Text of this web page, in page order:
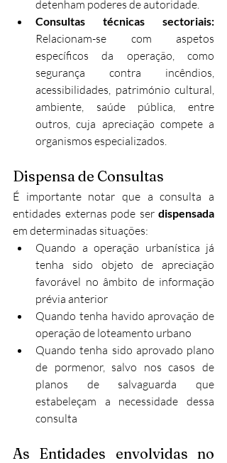
detenham poderes de autoridade.​
Relacionam-se com aspetos
específicos da operação, como
segurança contra incêndios,
acessibilidades, património cultural,
ambiente, saúde pública, entre
outros, cuja apreciação compete a
organismos especializados.​
Dispensa de Consultas
É importante notar que a consulta a
entidades externas pode ser dispensada
em determinadas situações:​​
Quando a operação urbanística já
tenha sido objeto de apreciação
favorável no âmbito de informação
prévia anterior
Quando tenha havido aprovação de
operação de loteamento urbano
Quando tenha sido aprovado plano
de pormenor, salvo nos casos de
planos de salvaguarda que
estabeleçam a necessidade dessa
consulta
As Entidades envolvidas no